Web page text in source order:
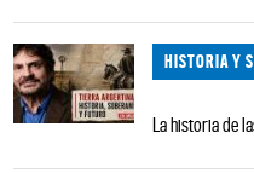
HISTORIA Y
La historia de